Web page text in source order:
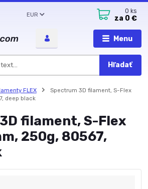
Menu
EUR
Hľadať
0 ks
za 0 €
FLEX
Spectrum 3D filament, S-Flex
deep black
filament, S-Flex
250g, 80567,